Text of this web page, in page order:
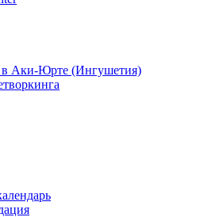
в Аки-Юрте (Ингушетия)